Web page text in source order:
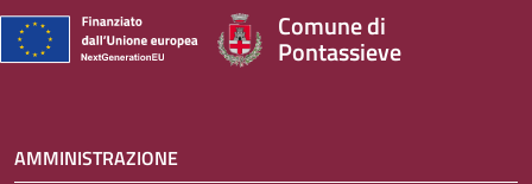
Comune di
Pontassieve
AMMINISTRAZIONE